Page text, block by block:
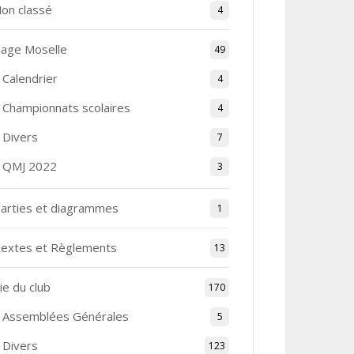
classé 4
Moselle 49
Calendrier 4
Championnats scolaires 4
Divers 7
QMJ 2022 3
et diagrammes 1
et Règlements 13
du club 170
Assemblées Générales 5
Divers 123